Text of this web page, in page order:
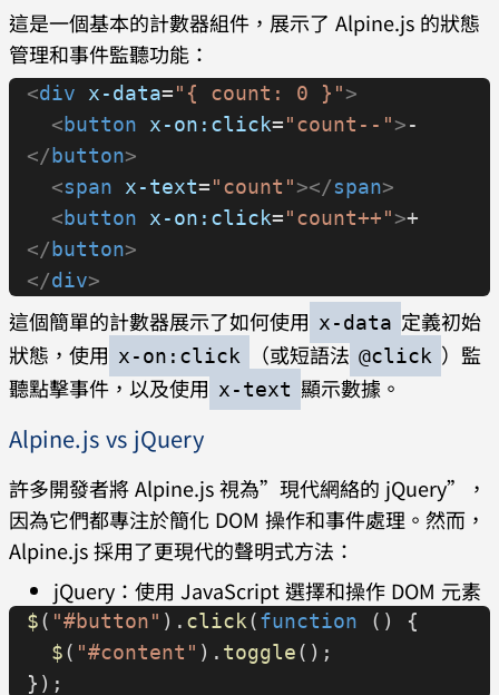
  </
ul>
</div>
=== 'tab3' }"
    >
      標籤三
    </
button
  </
div>
  <
div class
    <
div x-show
"activeTab ===
'tab1'">標籤一內容 </div
    <
div x-show
'tab2'">標籤二內容</div>
    <
div x-show ="activeTab ===
'tab3'" >標籤三內容</ div>
  </
div >
這是一個基本的計數器組件，展示了 Alpine.js 的狀態
管理和事件監聽功能：
<div x-data="{ count: 0 }">
  <
button x-on:click="count--">-
</button>
  <
span x-text="count"></span>
  <
button x-on:click="count++">+
</button>
</div>
這個簡單的計數器展示了如何使用 x-data 定義初始
狀態，使用 x-on:click （或短語法 @click ）監
聽點擊事件，以及使用 x-text 顯示數據。
Alpine.js vs jQuery
許多開發者將 Alpine.js 視為”現代網絡的 jQuery”，
因為它們都專注於簡化 DOM 操作和事件處理。然而，
Alpine.js 採用了更現代的聲明式方法：
jQuery：使用 JavaScript 選擇和操作 DOM 元素
$( "#button" ). click(function () {
  $
( "#content" ). toggle();
});